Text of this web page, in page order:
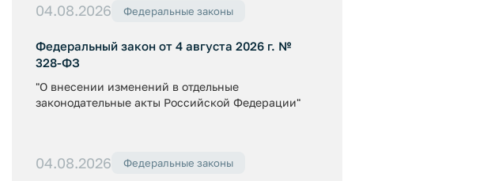
04.08.2026 Федеральные законы
Федеральный закон от 4 августа 2026 г. №
328-ФЗ
"О внесении изменений в отдельные
законодательные акты Российской Федерации"
04.08.2026 Федеральные законы